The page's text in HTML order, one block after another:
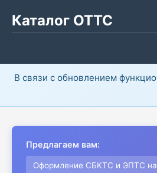
Каталог ОТТС
В связи с обновлением
Предлагаем вам:
Оформление СБКТС и ЭПТС на